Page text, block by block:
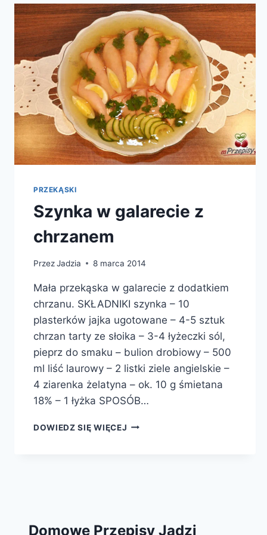
PRZEKĄSKI
Szynka w galarecie z
chrzanem
PrzezJadzia 8 marca 2014
Mała przekąska w galarecie z dodatkiem
chrzanu. SKŁADNIKI szynka – 10
plasterków jajka ugotowane – 4-5 sztuk
chrzan tarty ze słoika – 3-4 łyżeczki sól,
pieprz do smaku – bulion drobiowy – 500
ml liść laurowy – 2 listki ziele angielskie –
4 ziarenka żelatyna – ok. 10 g śmietana
18% – 1 łyżka SPOSÓB…
DOWIEDZ SIĘ WIĘCEJ SZYNKA
Domowe Przepisy Jadzi